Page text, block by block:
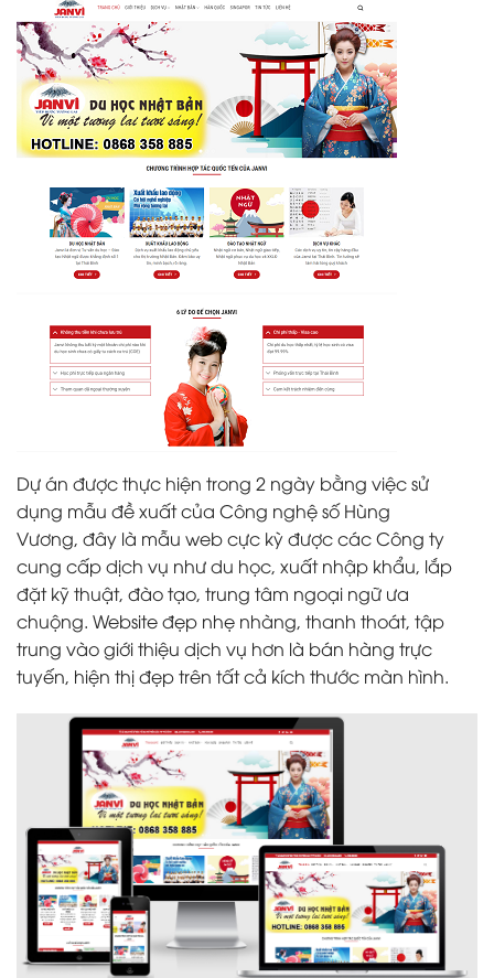
Dự án được thực hiện trong 2 ngày bằng việc sử
dụng mẫu đề xuất của Công nghệ số Hùng
Vương, đây là mẫu web cực kỳ được các Công ty
cung cấp dịch vụ như du học, xuất nhập khẩu, lắp
đặt kỹ thuật, đào tạo, trung tâm ngoại ngữ ưa
chuộng. Website đẹp nhẹ nhàng, thanh thoát, tập
trung vào giới thiệu dịch vụ hơn là bán hàng trực
tuyến, hiện thị đẹp trên tất cả kích thước màn hình.